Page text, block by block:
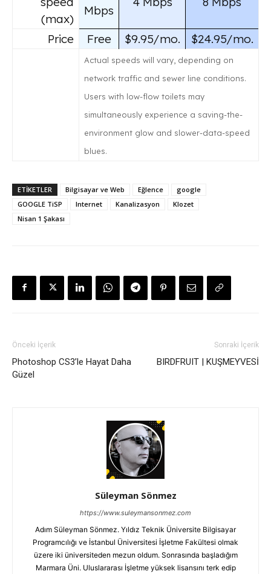
(max)
Mbps
Price Free $9.95/mo. $24.95/mo.
Actual speeds will vary, depending on
network traffic and sewer line conditions.
Users with low-flow toilets may
simultaneously experience a saving-the-
environment glow and slower-data-speed
blues.
ETİKETLER Bilgisayar ve Web Eğlence
google
GOOGLE TiSP
Internet Kanalizasyon
Klozet
Nisan 1 Şakası
Önceki İçerik
Photoshop CS3’le Hayat Daha
Güzel
Sonraki İçerik
BIRDFRUIT | KUŞMEYVESİ
Süleyman Sönmez
https://www.suleymansonmez.com
Adım Süleyman Sönmez. Yıldız Teknik Üniversite Bilgisayar
Programcılığı ve İstanbul Üniversitesi İşletme Fakültesi olmak
üzere iki üniversiteden mezun oldum. Sonrasında başladığım
Marmara Üni. Uluslararası İşletme yüksek lisansını terk edip